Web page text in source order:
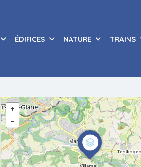
ÉDIFICES NATURE TRAINS